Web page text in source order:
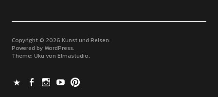
Copyright © 2026 Kunst und Reisen
Powered by WordPress
Theme: Uku von Elmastudio